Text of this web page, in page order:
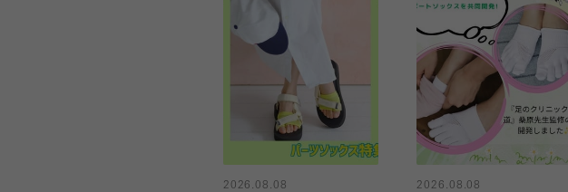
2026.08.08
2026.08.08